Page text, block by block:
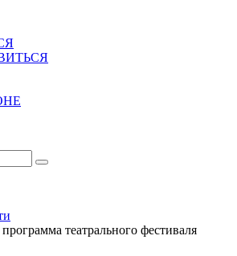
театрального фестиваля